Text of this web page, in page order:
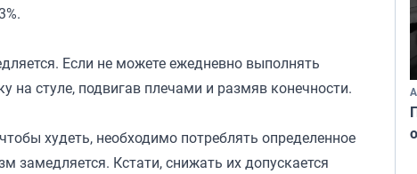
Если не можете ежедневно выполнять
на стуле, подвигав плечами и размяв конечности.
худеть, необходимо потреблять определенное
замедляется. Кстати, снижать их допускается